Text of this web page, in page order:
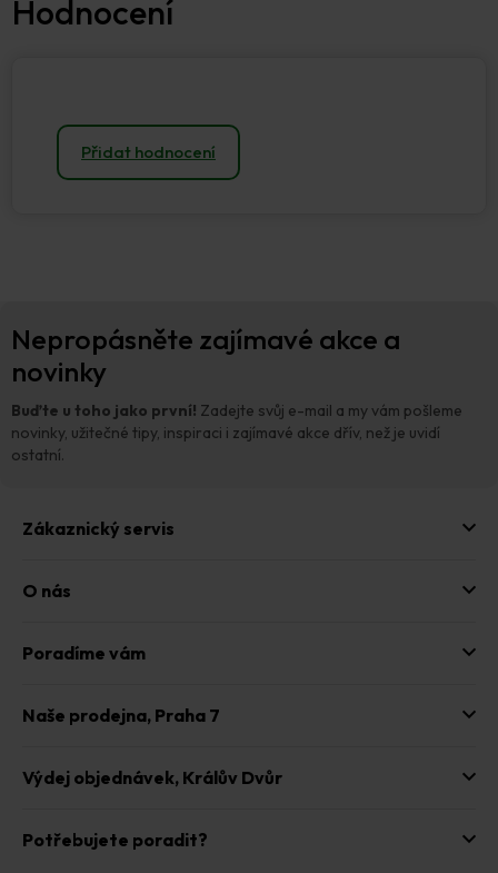
Přidat hodnocení
Nepropásněte zajímavé akce a
novinky
Buďte u toho jako první! Zadejte svůj e-mail a my vám pošleme
novinky, užitečné tipy, inspiraci i zajímavé akce dřív, než je uvidí
ostatní.
Zákaznický servis
O nás
Poradíme vám
Naše prodejna, Praha 7
Výdej objednávek, Králův Dvůr
Potřebujete poradit?